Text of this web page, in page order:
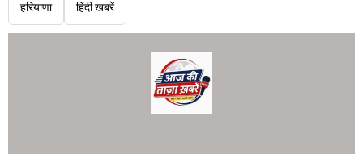
हरियाणा हिंदी खबरें